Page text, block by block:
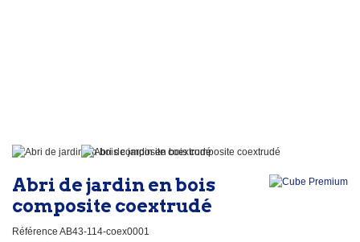
Abri de jardin en bois
composite coextrudé
Référence AB43-114-coex0001